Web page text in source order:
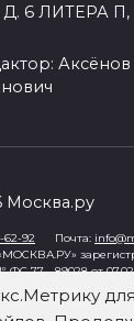
6 ЛИТЕРА П,
Аксёнов
Москва.ру
62-92 Почта:
77 - 89028 от
с ограниченной
Третьяков Олег